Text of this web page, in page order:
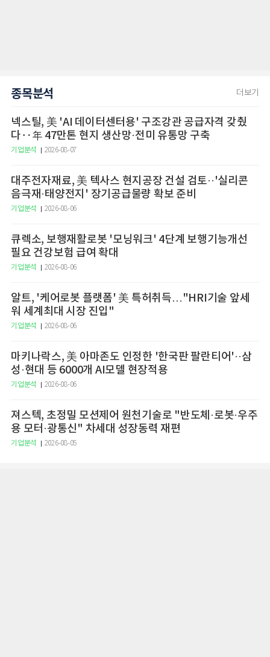
종목분석 더보기
넥스틸, 美 'AI 데이터센터용' 구조강관 공급자격 갖췄
다‥年 47만톤 현지 생산망·전미 유통망 구축
기업분석 2026-08-07
대주전자재료, 美 텍사스 현지공장 건설 검토··'실리콘
음극재·태양전지' 장기공급물량 확보 준비
기업분석 2026-08-06
큐렉소, 보행재활로봇 '모닝워크' 4단계 보행기능개선
필요 건강보험 급여 확대
기업분석 2026-08-06
알트, '케어로봇 플랫폼' 美 특허취득…"HRI기술 앞세
워 세계최대 시장 진입"
기업분석 2026-08-06
마키나락스, 美 아마존도 인정한 '한국판 팔란티어'··삼
성·현대 등 6000개 AI모델 현장적용
기업분석 2026-08-06
져스텍, 초정밀 모션제어 원천기술로 "반도체·로봇·우주
용 모터·광통신" 차세대 성장동력 재편
기업분석 2026-08-05